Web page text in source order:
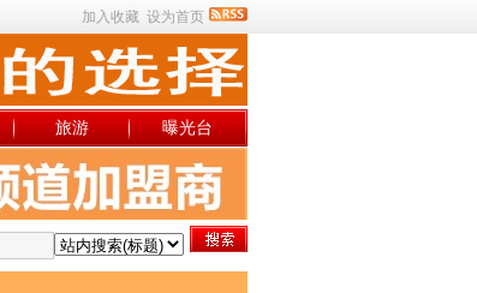
加入收藏 设为首页
旅游 曝光台